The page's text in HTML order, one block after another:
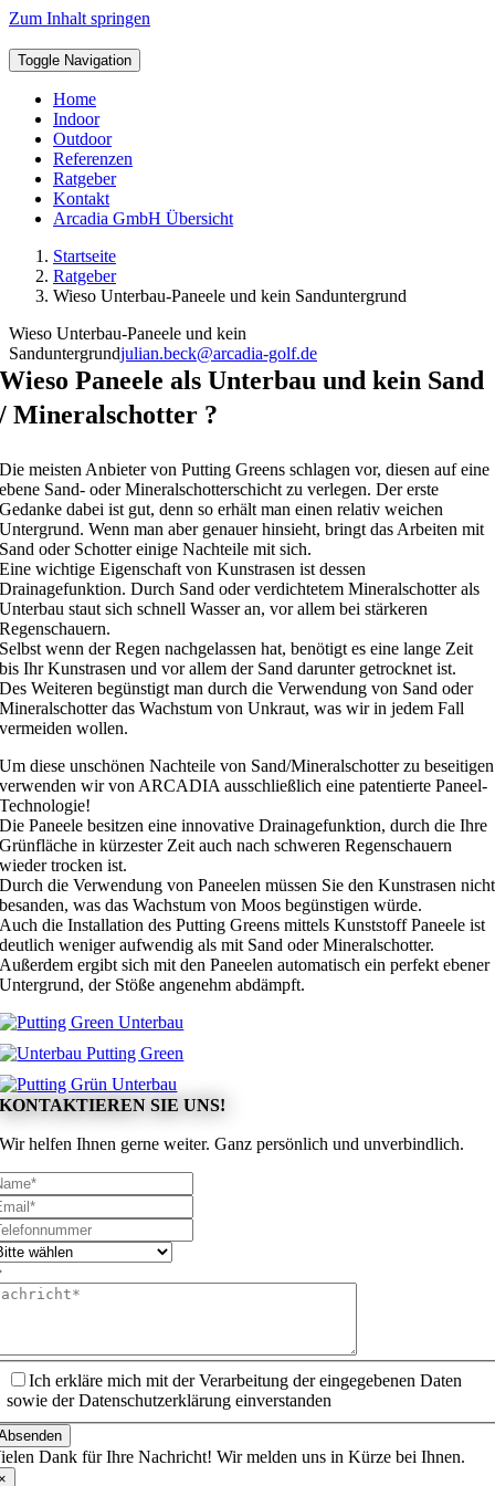
Zum Inhalt springen
Toggle Navigation
Home
Indoor
Outdoor
Referenzen
Ratgeber
Kontakt
Arcadia GmbH Übersicht
Startseite
Ratgeber
Wieso Unterbau-Paneele und kein Sanduntergrund
Wieso Unterbau-Paneele und kein
Sanduntergrundjulian.beck@arcadia-golf.de
Wieso Paneele als Unterbau und kein Sand
/ Mineralschotter ?
Die meisten Anbieter von Putting Greens schlagen vor, diesen auf eine
ebene Sand- oder Mineralschotterschicht zu verlegen. Der erste
Gedanke dabei ist gut, denn so erhält man einen relativ weichen
Untergrund. Wenn man aber genauer hinsieht, bringt das Arbeiten mit
Sand oder Schotter einige Nachteile mit sich.
Eine wichtige Eigenschaft von Kunstrasen ist dessen
Drainagefunktion. Durch Sand oder verdichtetem Mineralschotter als
Unterbau staut sich schnell Wasser an, vor allem bei stärkeren
Regenschauern.
Selbst wenn der Regen nachgelassen hat, benötigt es eine lange Zeit
bis Ihr Kunstrasen und vor allem der Sand darunter getrocknet ist.
Des Weiteren begünstigt man durch die Verwendung von Sand oder
Mineralschotter das Wachstum von Unkraut, was wir in jedem Fall
vermeiden wollen.
Um diese unschönen Nachteile von Sand/Mineralschotter zu beseitigen
verwenden wir von ARCADIA ausschließlich eine patentierte Paneel-
Technologie!
Die Paneele besitzen eine innovative Drainagefunktion, durch die Ihre
Grünfläche in kürzester Zeit auch nach schweren Regenschauern
wieder trocken ist.
Durch die Verwendung von Paneelen müssen Sie den Kunstrasen nicht
besanden, was das Wachstum von Moos begünstigen würde.
Auch die Installation des Putting Greens mittels Kunststoff Paneele ist
deutlich weniger aufwendig als mit Sand oder Mineralschotter.
Außerdem ergibt sich mit den Paneelen automatisch ein perfekt ebener
Untergrund, der Stöße angenehm abdämpft.
KONTAKTIEREN SIE UNS!
Wir helfen Ihnen gerne weiter. Ganz persönlich und unverbindlich.
Ich erkläre mich mit der Verarbeitung der eingegebenen Daten
sowie der Datenschutzerklärung einverstanden
Dank für Ihre Nachricht! Wir melden uns in Kürze bei Ihnen.